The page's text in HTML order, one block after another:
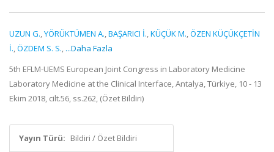
UZUN G.,YÖRÜKTÜMEN A.,BAŞARICI İ.,KÜÇÜK M.,ÖZEN KÜÇÜKÇETİN
İ.,ÖZDEM S. S., ...Daha Fazla
5th EFLM-UEMS European Joint Congress in Laboratory Medicine
Laboratory Medicine at the Clinical Interface, Antalya, Türkiye, 10 - 13
Ekim 2018, cilt.56, ss.262, (Özet Bildiri)
Yayın Türü: Bildiri / Özet Bildiri